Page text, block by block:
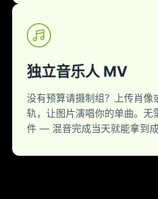
独立音乐人 MV
没有预算请摄制组？上传肖像
轨，让图片演唱你的单曲。无
件 — 混音完成当天就能拿到成